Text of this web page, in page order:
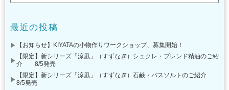
最近の投稿
【お知らせ】KIYATAの小物作りワークショップ、募集開始！
【限定】新シリーズ「涼凪」（すずなぎ）シュクレ・ブレンド精油のご紹
介 8/5発売
【限定】新シリーズ「涼凪」（すずなぎ）石鹸・バスソルトのご紹介
8/5発売